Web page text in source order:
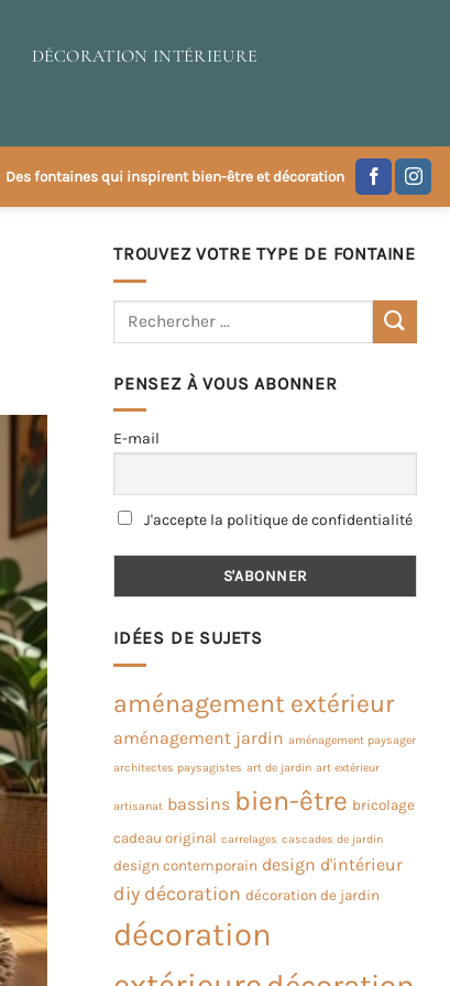
DÉCORATION INTÉRIEURE
Des fontaines qui inspirent bien-être et décoration
TROUVEZ VOTRE TYPE DE FONTAINE
PENSEZ À VOUS ABONNER
E-mail
J'accepte la politique de confidentialité
IDÉES DE SUJETS
aménagement extérieur
aménagement jardin aménagement paysager
architectes paysagistes art de jardin art extérieur
artisanat bassins bien-être bricolage
cadeau original carrelages cascades de jardin
design contemporain design d'intérieur
diy décoration décoration de jardin
décoration